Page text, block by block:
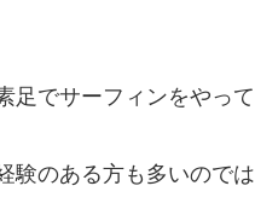
足でサーフィンをやっ
験のある方も多いので